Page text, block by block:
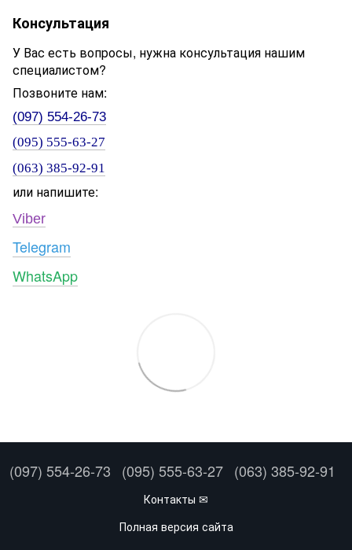
Консультация
У Вас есть вопросы, нужна консультация нашим
специалистом?
Позвоните нам:
(097) 554-26-73
(095) 555-63-27
(063) 385-92-91
или напишите:
Viber
Telegram
WhatsApp
(097) 554-26-73 (095) 555-63-27 (063) 385-92-91
Контакты ✉
Полная версия сайта